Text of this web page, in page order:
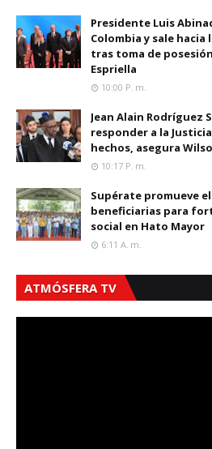
Presidente Luis
Colombia y sale hacia
tras toma de
Espriella
10:00 P. M.
Jean Alain Rodríguez
responder a la
hechos, asegura
10:17 P. M.
Supérate promueve
beneficiarias para
social en Hato Mayor
6:11 A. M.
ATMÓSFERA TV